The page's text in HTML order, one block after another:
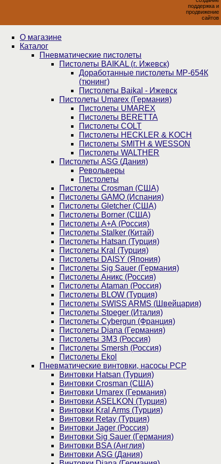
поддержка и
продвижение
сайтов
О магазине
Каталог
Пнев­ма­ти­чес­кие пистолеты
Пистолеты BAIKAL (г. Ижевск)
Доработанные пистолеты МР-654К
(тюнинг)
Пистолеты Baikal - Ижевск
Пистолеты Umarex (Германия)
Пистолеты UMAREX
Пистолеты BERETTA
Пистолеты COLT
Пистолеты HECKLER & KOCH
Пистолеты SMITH & WESSON
Пистолеты WALTHER
Пистолеты ASG (Дания)
Револьверы
Пистолеты
Пистолеты Crosman (США)
Пистолеты GAMO (Испания)
Пистолеты Gletcher (США)
Пистолеты Borner (США)
Пистолеты А+А (Россия)
Пистолеты Stalker (Китай)
Пистолеты Hatsan (Турция)
Пистолеты Kral (Турция)
Пистолеты DAISY (Япония)
Пистолеты Sig Sauer (Германия)
Пистолеты Аникс (Россия)
Пистолеты Ataman (Россия)
Пистолеты BLOW (Турция)
Пистолеты SWISS ARMS (Швейцария)
Пистолеты Stoeger (Италия)
Пистолеты Cybergun (Франция)
Пистолеты Diana (Германия)
Пистолеты ЗМЗ (Россия)
Пистолеты Smersh (Россия)
Пистолеты Ekol
Пневматические винтовки, насосы PCP
Винтовки Hatsan (Турция)
Винтовки Crosman (США)
Винтовки Umarex (Германия)
Винтовки ASELKON (Турция)
Винтовки Kral Arms (Турция)
Винтовки Retay (Турция)
Винтовки Jager (Россия)
Винтовки Sig Sauer (Германия)
Винтовки BSA (Англия)
Винтовки ASG (Дания)